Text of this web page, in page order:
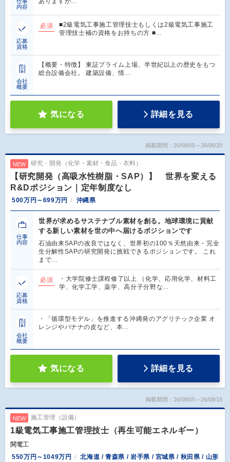
内容
応募
資格
必須
■2級電気工事施工管理技士もしくは2級電気工事施工
管理技士補の資格をお持ちの方 ■…
会社
概要
【概要・特徴】 東証プライム上場、半世紀以上の歴史をもつ
総合設備会社。 建築設備、情…
気になる 詳細を見る
掲載期間：26/08/05～26/08/20
NEW 研究・開発（化学・素材・食品・衣料）
【研究開発（高吸水性樹脂・SAP）】 世界を変える
R&Dポジション｜定年制度なし
500万円～699万円 沖縄県
仕事
内容
世界が求めるサステナブル素材を創る。地球環境に貢献
する新しい素材を世の中へ届けるポジションです
石油由来SAPの改良ではなく、世界初の100％天然由来・完全
生分解性SAPの研究開発に挑戦できるポジションです。 これ
まで…
応募
資格
必須
・大学院修士課程修了以上 （化学、応用化学、材料工
学、化学工学、薬学、高分子分野な…
会社
概要
・「循環型モデル」を推進する沖縄発のアグリテック企業 オ
レンジやバナナの皮など、本…
気になる 詳細を見る
掲載期間：26/08/05～26/08/18
NEW 施工管理（設備）
1級電気工事施工管理技士（再生可能エネルギー）
関電工
550万円～1049万円
北海道 / 青森県 / 岩手県 / 宮城県 / 秋田県 / 山形